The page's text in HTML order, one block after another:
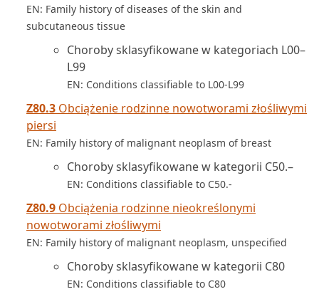
EN: Family history of diseases of the skin and
subcutaneous tissue
Choroby sklasyfikowane w kategoriach L00–
L99
EN: Conditions classifiable to L00-L99
Z80.3 Obciążenie rodzinne nowotworami złośliwymi
piersi
EN: Family history of malignant neoplasm of breast
Choroby sklasyfikowane w kategorii C50.–
EN: Conditions classifiable to C50.-
Z80.9 Obciążenia rodzinne nieokreślonymi
nowotworami złośliwymi
EN: Family history of malignant neoplasm, unspecified
Choroby sklasyfikowane w kategorii C80
EN: Conditions classifiable to C80